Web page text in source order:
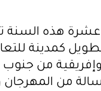
عشرة هذه
الطويل كمدينة
من
من